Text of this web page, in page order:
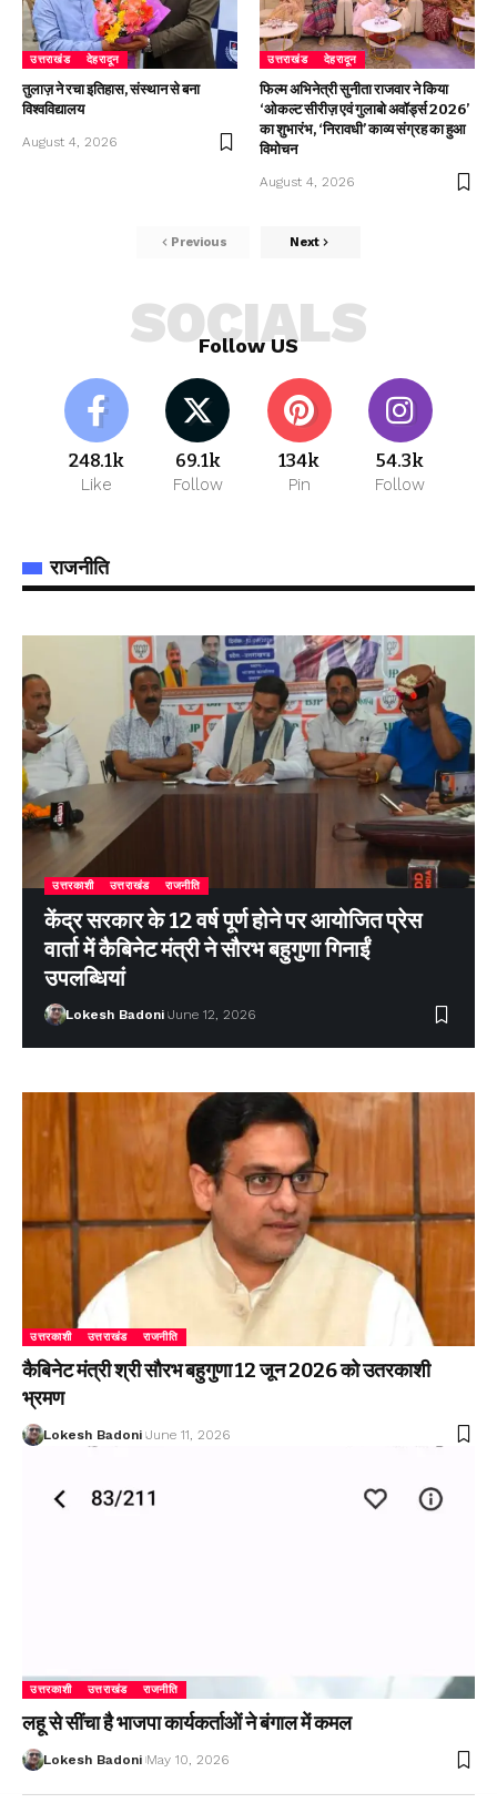
उत्तराखंड देहरादून
तुलाज़ ने रचा इतिहास, संस्थान से बना
विश्वविद्यालय
August 4, 2026
उत्तराखंड देहरादून
फिल्म अभिनेत्री सुनीता राजवार ने किया
‘ओकल्ट सीरीज़ एवं गुलाबो अवॉर्ड्स 2026’
का शुभारंभ, ‘निरावधी’ काव्य संग्रह का हुआ
विमोचन
August 4, 2026
Previous Next
Follow US
SOCIALS
248.1k
Like
69.1k
Follow
134k
Pin
54.3k
Follow
राजनीति
उत्तरकाशी उत्तराखंड राजनीति
केंद्र सरकार के 12 वर्ष पूर्ण होने पर आयोजित प्रेस
वार्ता में कैबिनेट मंत्री ने सौरभ बहुगुणा गिनाईं
उपलब्धियां
Lokesh Badoni June 12, 2026
उत्तरकाशी उत्तराखंड राजनीति
कैबिनेट मंत्री श्री सौरभ बहुगुणा 12 जून 2026 को उतरकाशी
भ्रमण
Lokesh Badoni June 11, 2026
उत्तरकाशी उत्तराखंड राजनीति
लहू से सींचा है भाजपा कार्यकर्ताओं ने बंगाल में कमल
Lokesh Badoni May 10, 2026